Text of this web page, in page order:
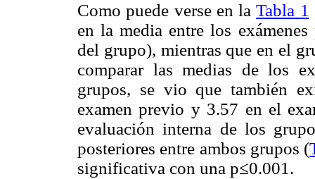
Como puede verse en laTabla 1
en la media entre los
del grupo), mientras que en el
comparar las medias de los
grupos, se vio que también
examen previo y 3.57 en el
evaluación interna de los
posteriores entre ambos grupos (
significativa con una p≤0.001.